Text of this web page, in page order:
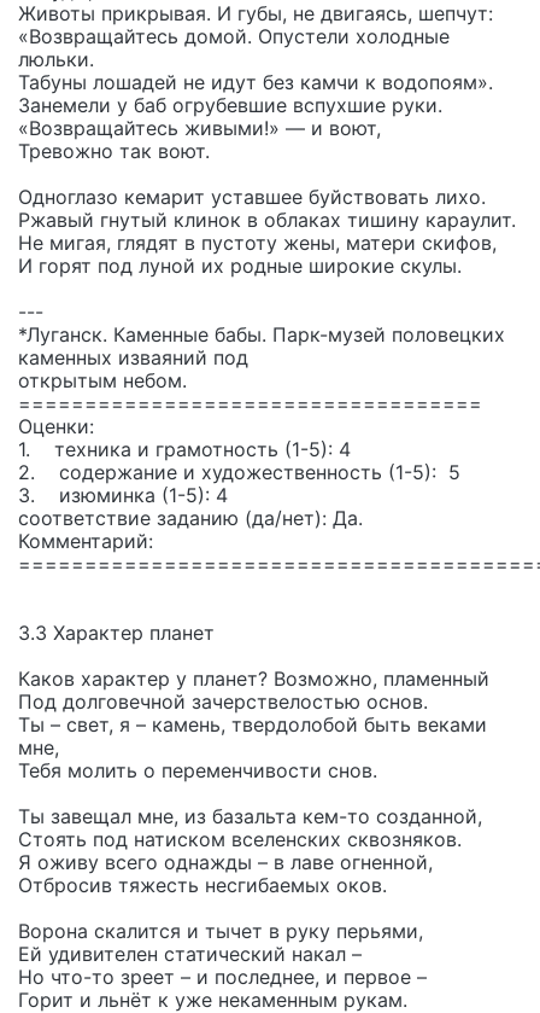
Животы прикрывая. И губы, не двигаясь, шепчут:
«Возвращайтесь домой. Опустели холодные
люльки.
Табуны лошадей не идут без камчи к водопоям».
Занемели у баб огрубевшие вспухшие руки.
«Возвращайтесь живыми!» — и воют,
Тревожно так воют.
Одноглазо кeмарит уставшее буйствовать лихо.
Ржавый гнутый клинок в облаках тишину караулит.
Не мигая, глядят в пустоту жены, матери скифов,
И горят под луной их родные широкие скулы.
---
*Луганск. Каменные бабы. Парк-музей половецких
каменных изваяний под
открытым небом.
===================================
Оценки:
1. техника и грамотность (1-5): 4
2. содержание и художественность (1-5): 5
3. изюминка (1-5): 4
соответствие заданию (да/нет): Да.
Комментарий:
3.3 Характер планет
Каков характер у планет? Возможно, пламенный
Под долговечной зачерствелостью основ.
Ты – свет, я – камень, твердолобой быть веками
мне,
Тебя молить о переменчивости снов.
Ты завещал мне, из базальта кем-то созданной,
Стоять под натиском вселенских сквозняков.
Я оживу всего однажды – в лаве огненной,
Отбросив тяжесть несгибаемых оков.
Ворона скалится и тычет в руку перьями,
Ей удивителен статический накал –
Но что-то зреет – и последнее, и первое –
Горит и льнёт к уже некаменным рукам.